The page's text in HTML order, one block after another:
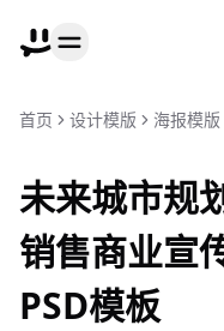
首页 设计模版 海报模版
未来城市规
销售商业宣
PSD模板